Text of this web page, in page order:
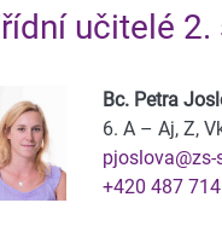
učitelé 2.
Bc. Petra
6. A – Aj, Z,
+420 487